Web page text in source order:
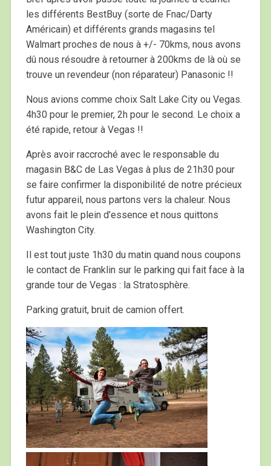
les différents BestBuy (sorte de Fnac/Darty
Américain) et différents grands magasins tel
Walmart proches de nous à +/- 70kms, nous avons
dû nous résoudre à retourner à 200kms de là où se
trouve un revendeur (non réparateur) Panasonic !!
Nous avions comme choix Salt Lake City ou Vegas.
4h30 pour le premier, 2h pour le second. Le choix a
été rapide, retour à Vegas !!
Après avoir raccroché avec le responsable du
magasin B&C de Las Vegas à plus de 21h30 pour
se faire confirmer la disponibilité de notre précieux
futur appareil, nous partons vers la chaleur. Nous
avons fait le plein d’essence et nous quittons
Washington City.
Il est tout juste 1h30 du matin quand nous coupons
le contact de Franklin sur le parking qui fait face à la
grande tour de Vegas : la Stratosphère.
Parking gratuit, bruit de camion offert.